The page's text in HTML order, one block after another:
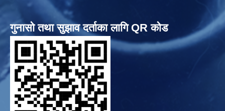
गुनासो तथा सुझाव दर्ताका लागि QR कोड